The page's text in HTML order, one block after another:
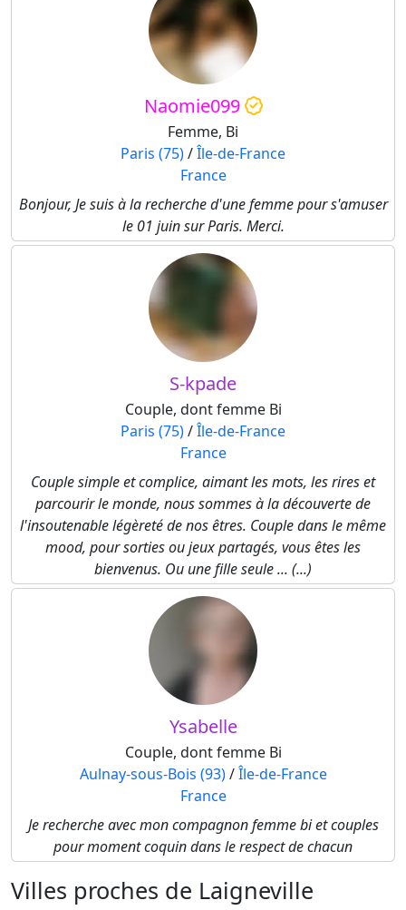
Naomie099
Femme, Bi
Paris (75)/Île-de-France
France
Bonjour, Je suis à la recherche d'une femme pour s'amuser
le 01 juin sur Paris. Merci.
S-kpade
Couple, dont femme Bi
Paris (75)/Île-de-France
France
Couple simple et complice, aimant les mots, les rires et
parcourir le monde, nous sommes à la découverte de
l'insoutenable légèreté de nos êtres. Couple dans le même
mood, pour sorties ou jeux partagés, vous êtes les
bienvenus. Ou une fille seule ... (...)
Ysabelle
Couple, dont femme Bi
Aulnay-sous-Bois (93)/Île-de-France
France
Je recherche avec mon compagnon femme bi et couples
pour moment coquin dans le respect de chacun
Villes proches de Laigneville